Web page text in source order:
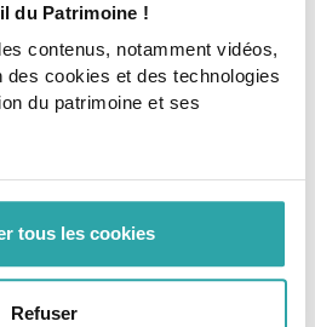
du Patrimoine !
contenus, notamment vidéos,
des cookies et des technologies
du patrimoine et ses
tous les cookies
Refuser